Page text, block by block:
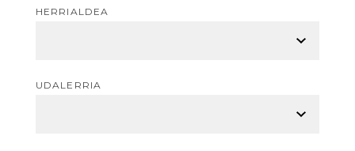
HERRIALDEA
UDALERRIA